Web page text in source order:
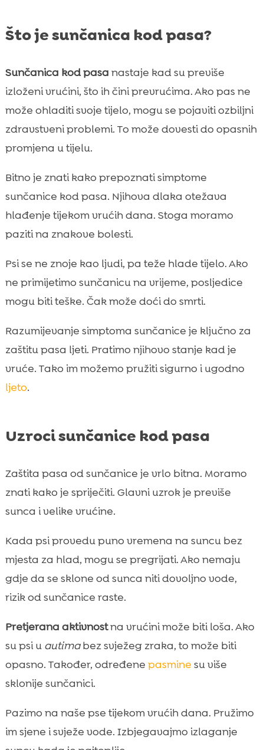
Što je sunčanica kod pasa?
Sunčanica kod pasa nastaje kad su previše
izloženi vrućini, što ih čini prevrućima. Ako pas ne
može ohladiti svoje tijelo, mogu se pojaviti ozbiljni
zdravstveni problemi. To može dovesti do opasnih
promjena u tijelu.
Bitno je znati kako prepoznati simptome
sunčanice kod pasa. Njihova dlaka otežava
hlađenje tijekom vrućih dana. Stoga moramo
paziti na znakove bolesti.
Psi se ne znoje kao ljudi, pa teže hlade tijelo. Ako
ne primijetimo sunčanicu na vrijeme, posljedice
mogu biti teške. Čak može doći do smrti.
Razumijevanje simptoma sunčanice je ključno za
zaštitu pasa ljeti. Pratimo njihovo stanje kad je
vruće. Tako im možemo pružiti sigurno i ugodno
ljeto.
Uzroci sunčanice kod pasa
Zaštita pasa od sunčanice je vrlo bitna. Moramo
znati kako je spriječiti. Glavni uzrok je previše
sunca i velike vrućine.
Kada psi provedu puno vremena na suncu bez
mjesta za hlad, mogu se pregrijati. Ako nemaju
gdje da se sklone od sunca niti dovoljno vode,
rizik od sunčanice raste.
Pretjerana aktivnostna vrućini može biti loša. Ako
su psi u autimabez svježeg zraka, to može biti
opasno. Također, određene pasmine su više
sklonije sunčanici.
Pazimo na naše pse tijekom vrućih dana. Pružimo
im sjene i svježe vode. Izbjegavajmo izlaganje